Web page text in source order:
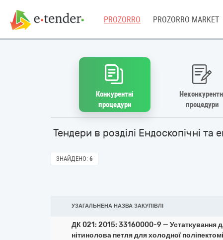
PROZORRO PROZORRO MARKET
Конкурентні
процедури
процедури
Тендери в розділі Ендоскопічні
ЗНАЙДЕНО: 6
УЗАГАЛЬНЕНА НАЗВА ЗАКУПІВЛІ
ДК 021: 2015: 33160000-9 — Устаткування
нітинолова петля для холодної